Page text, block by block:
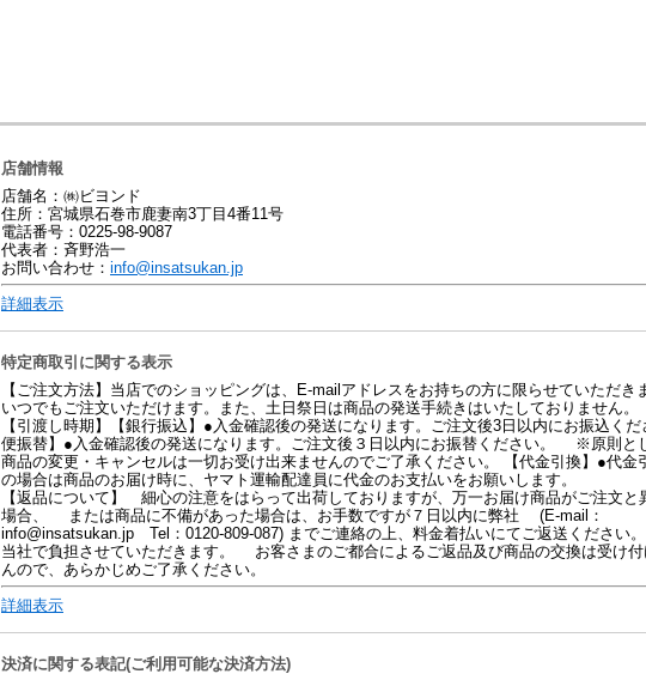
店舗情報
店舗名：㈱ビヨンド
住所：宮城県石巻市鹿妻南3丁目4番11号
電話番号：0225-98-9087
代表者：斉野浩一
お問い合わせ： info@insatsukan.jp
詳細表示
特定商取引に関する表示
【ご注文方法】当店でのショッピングは、E-mailアドレスをお持ちの方に限らせていただき
いつでもご注文いただけます。また、土日祭日は商品の発送手続きはいたしておりません。
【引渡し時期】【銀行振込】●入金確認後の発送になります。ご注文後3日以内にお振込く
便振替】●入金確認後の発送になります。ご注文後３日以内にお振替ください。 ※原則と
商品の変更・キャンセルは一切お受け出来ませんのでご了承ください。 【代金引換】●代金
の場合は商品のお届け時に、ヤマト運輸配達員に代金のお支払いをお願いします。
【返品について】 細心の注意をはらって出荷しておりますが、万一お届け商品がご注文と
場合、 または商品に不備があった場合は、お手数ですが７日以内に弊社 (E-mail：
info@insatsukan.jp Tel：0120-809-087) までご連絡の上、料金着払いにてご返送くださ
当社で負担させていただきます。 お客さまのご都合によるご返品及び商品の交換は受け
んので、あらかじめご了承ください。
詳細表示
決済に関する表記(ご利用可能な決済方法)